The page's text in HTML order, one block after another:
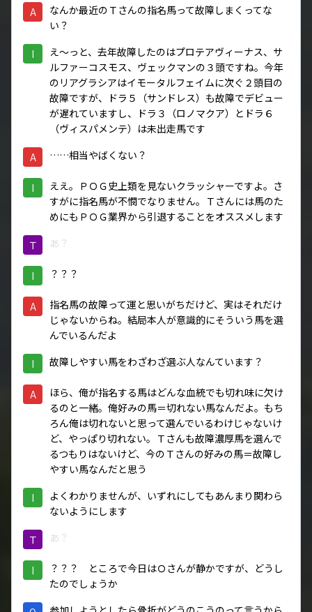
A
なんか最近のＴさんの指名馬って故障しまくってな
い？
I
え～っと、去年故障したのはプロテアヴィーナス、サ
ルファーコスモス、ヴェックマンの３頭ですね。今年
のリアグラシアはイモータルフェイムに次ぐ２頭目の
故障ですが、ドラ５（サンドレス）も故障でデビュー
が遅れていますし、ドラ３（ロノマクア）とドラ６
（ヴィスパメンテ）は未出走馬です
A ……相当やばくない？
I
ええ。ＰＯＧ史上類を見ないクラッシャーですよ。さ
すがに指名馬が不憫でなりません。Ｔさんには馬のた
めにもＰＯＧ業界から引退することをオススメします
Ｔ あ？
I ？？？
A
指名馬の故障って運と思いがちだけど、実はそれだけ
じゃないからね。結局本人が意識的にそういう馬を選
んでいるんだよ
I 故障しやすい馬をわざわざ選ぶ人なんています？
A
ほら、俺が指名する馬はどんな血統でも切れ味に欠け
るのと一緒。俺好みの馬＝切れない馬なんだよ。もち
ろん俺は切れないと思って選んでいるわけじゃないけ
ど、やっぱり切れない。Ｔさんも故障濃厚馬を選んで
るつもりはないけど、今のＴさんの好みの馬＝故障し
やすい馬なんだと思う
I
よくわかりませんが、いずれにしてもあんまり関わら
ないようにします
Ｔ あ？
I
？？？ ところで今日はＯさんが静かですが、どうし
たのでしょうか